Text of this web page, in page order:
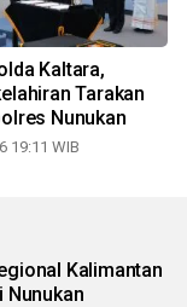
Kaltara,
Tarakan
Nunukan
19:11 WIB
Kalimantan
Nunukan